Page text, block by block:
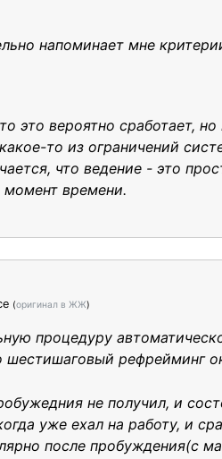
напоминает мне
это вероятно сработает,
то из ограничений
что ведение - это
времени.
(оригинал в ЖЖ)
процедуру
шестишаговый рефрейминг
не получил, и
уже ехал на работу, и
после пробуждения(с